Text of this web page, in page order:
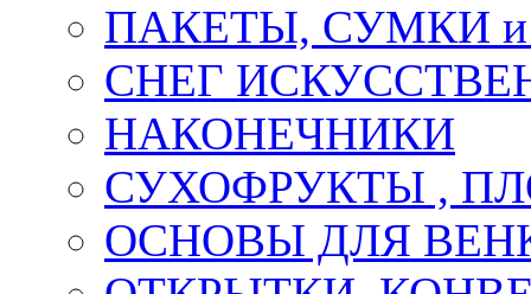
ПАКЕТЫ, СУМКИ
СНЕГ
НАКОНЕЧНИКИ
СУХОФРУКТЫ ,
ОСНОВЫ ДЛЯ